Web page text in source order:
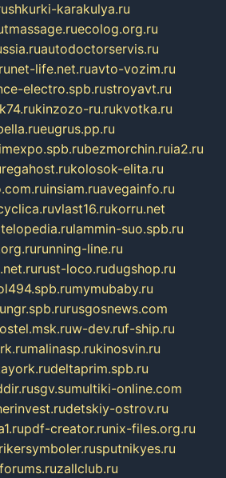
shkurki-karakulya.ru
ecolog.org.ru
autodoctorservis.ru
net-life.net.ruavto-vozim.ru
electro.spb.rustroyavt.ru
kinzozo-ru.rukvotka.ru
eugrus.pp.ru
bezmorchin.ruia2.ru
regahost.rukolosok-elita.ru
insiam.ruavegainfo.ru
vlast16.rukorru.net
lammin-suo.spb.ru
running-line.ru
rust-loco.rudugshop.ru
mymubaby.ru
ngr.spb.rurusgosnews.com
w-dev.ruf-ship.ru
malinasp.rukinosvin.ru
deltaprim.spb.ru
sgv.sumultiki-online.com
detskiy-ostrov.ru
pdf-creator.runix-files.org.ru
sputnikyes.ru
zallclub.ru